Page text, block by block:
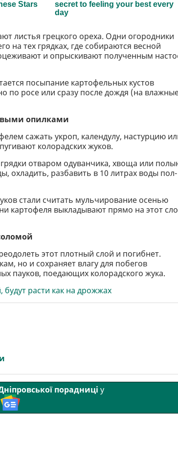
листья грецкого ореха. Одни огородники
на тех грядках, где собираются весной
и опрыскивают полученным
посыпание картофельных кустов
по росе или сразу после дождя (на
опилками
сажать укроп, календулу, настурцию
колорадских жуков.
отваром одуванчика, хвоща или
охладить, разбавить в 10 литрах воды пол-
стали считать мульчирование осенью
картофеля выкладывают прямо на этот
этот плотный слой и погибнет.
но и сохраняет влагу для побегов
пауков, поедающих колорадского жука.
расти как на дрожжах
порадниці у